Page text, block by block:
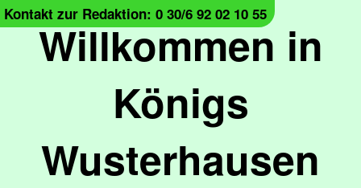
Willkommen in
Königs
Wusterhausen
Kontakt zur Redaktion: 0 30/6 92 02 10 55